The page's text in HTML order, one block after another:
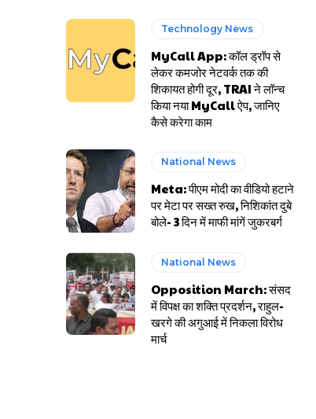
Technology News
MyCall App: कॉल ड्रॉप से
लेकर कमजोर नेटवर्क तक की
शिकायत होगी दूर, TRAI ने लॉन्च
किया नया MyCall ऐप, जानिए
कैसे करेगा काम
National News
Meta: पीएम मोदी का वीडियो हटाने
पर मेटा पर सख्त रुख, निशिकांत दुबे
बोले- 3 दिन में माफी मांगें जुकरबर्ग
National News
Opposition March: संसद
में विपक्ष का शक्ति प्रदर्शन, राहुल-
खरगे की अगुआई में निकला विरोध
मार्च